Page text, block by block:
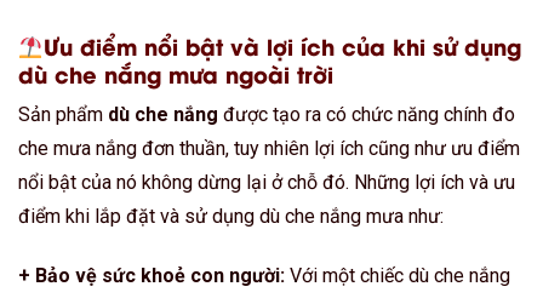
Ưu điểm nổi bật và lợi ích của khi sử dụng
dù che nắng mưa ngoài trời
Sản phẩm dù che nắng được tạo ra có chức năng chính đo
che mưa nắng đơn thuần, tuy nhiên lợi ích cũng như ưu điểm
nổi bật của nó không dừng lại ở chỗ đó. Những lợi ích và ưu
điểm khi lắp đặt và sử dụng dù che nắng mưa như:
+ Bảo vệ sức khoẻ con người: Với một chiếc dù che nắng